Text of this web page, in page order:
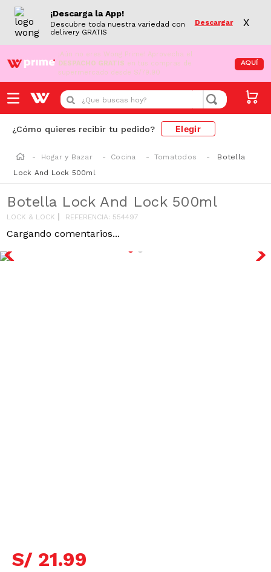
¡Descarga la App!
Descubre toda nuestra variedad con
delivery GRATIS
Descargar X
¡Aún no eres Wong Prime! Aprovecha el
DESPACHO GRATIS en tus compras de
supermercado desde S/79.90
AQUÍ
¿Que buscas hoy?
¿Cómo quieres recibir tu pedido? Elegir
Hogar y Bazar Cocina Tomatodos
Botella
Lock And Lock 500ml
Botella Lock And Lock 500ml
LOCK & LOCK REFERENCIA: 554497
Cargando comentarios...
S/ 21.99